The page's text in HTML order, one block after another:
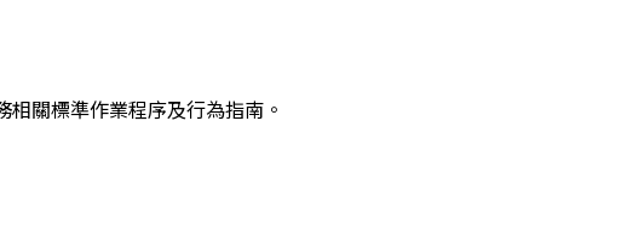
關標準作業程序及行為指南。